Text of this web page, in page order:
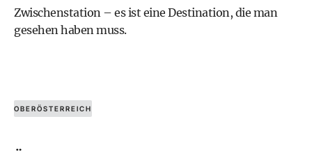
Zwischenstation – es ist eine Destination, die man
gesehen haben muss.
OBERÖSTERREICH